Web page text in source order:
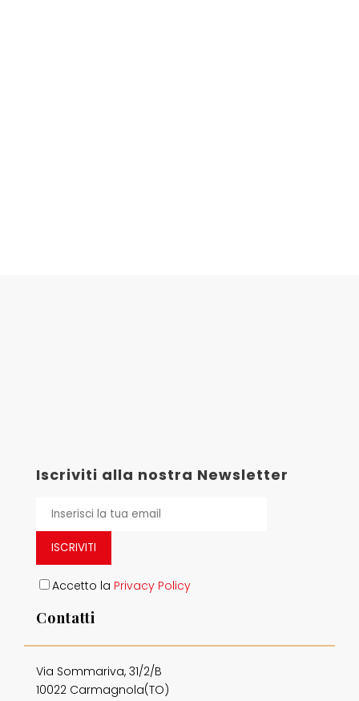
Iscriviti alla nostra Newsletter
ISCRIVITI
Accetto la Privacy Policy
Contatti
Via Sommariva, 31/2/B
10022 Carmagnola(TO)